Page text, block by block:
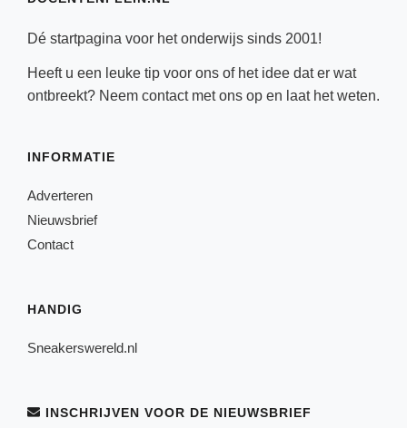
Dé startpagina voor het onderwijs sinds 2001!
Heeft u een leuke tip voor ons of het idee dat er wat
ontbreekt? Neem contactmet ons op en laat het weten.
INFORMATIE
Adverteren
Nieuwsbrief
Contact
HANDIG
Sneakerswereld.nl
INSCHRIJVEN VOOR DE NIEUWSBRIEF